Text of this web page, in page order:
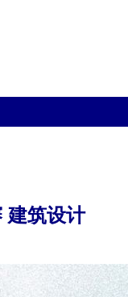
建筑设计